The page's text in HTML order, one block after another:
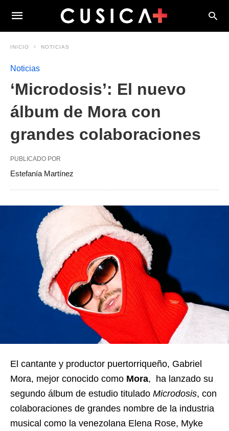
INICIO NOTICIAS
Noticias
‘Microdosis’: El nuevo
álbum de Mora con
grandes colaboraciones
PUBLICADO POR
Estefanía Martínez
El cantante y productor puertorriqueño, Gabriel
Mora, mejor conocido como Mora, ha lanzado su
segundo álbum de estudio titulado Microdosis, con
colaboraciones de grandes nombre de la industria
musical como la venezolana Elena Rose, Myke